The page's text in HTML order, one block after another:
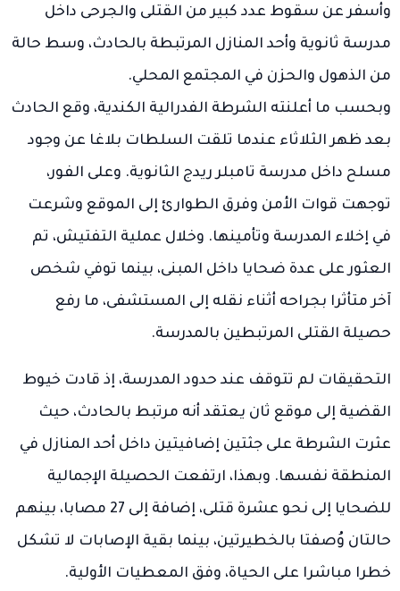
وأسفر عن سقوط عدد كبير من القتلى والجرحى داخل
مدرسة ثانوية وأحد المنازل المرتبطة بالحادث، وسط حالة
من الذهول والحزن في المجتمع المحلي.
وبحسب ما أعلنته الشرطة الفدرالية الكندية، وقع الحادث
بعد ظهر الثلاثاء عندما تلقت السلطات بلاغا عن وجود
مسلح داخل مدرسة تامبلر ريدج الثانوية. وعلى الفور،
توجهت قوات الأمن وفرق الطوارئ إلى الموقع وشرعت
في إخلاء المدرسة وتأمينها. وخلال عملية التفتيش، تم
العثور على عدة ضحايا داخل المبنى، بينما توفي شخص
آخر متأثرا بجراحه أثناء نقله إلى المستشفى، ما رفع
حصيلة القتلى المرتبطين بالمدرسة.
التحقيقات لم تتوقف عند حدود المدرسة، إذ قادت خيوط
القضية إلى موقع ثان يعتقد أنه مرتبط بالحادث، حيث
عثرت الشرطة على جثتين إضافيتين داخل أحد المنازل في
المنطقة نفسها. وبهذا، ارتفعت الحصيلة الإجمالية
للضحايا إلى نحو عشرة قتلى، إضافة إلى 27 مصابا، بينهم
حالتان وُصفتا بالخطيرتين، بينما بقية الإصابات لا تشكل
خطرا مباشرا على الحياة، وفق المعطيات الأولية.